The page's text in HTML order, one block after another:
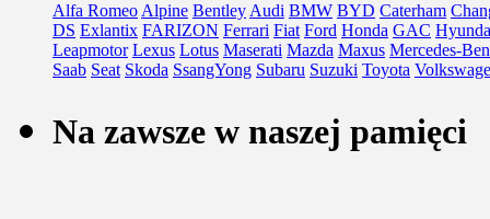
Alfa Romeo Alpine Bentley Audi BMW BYD Caterham
DS Exlantix FARIZON Ferrari Fiat Ford Honda GAC
Leapmotor Lexus Lotus Maserati Mazda Maxus Mercedes-
Saab Seat Skoda SsangYong Subaru Suzuki Toyota
Na zawsze w naszej pamięci